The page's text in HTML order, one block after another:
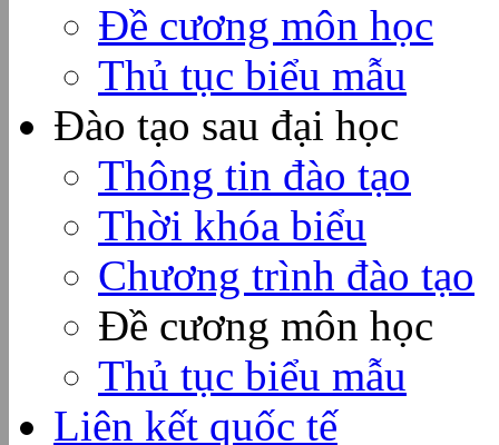
Đề cương môn học
Thủ tục biểu mẫu
Đào tạo sau đại học
Thông tin đào tạo
Thời khóa biểu
Chương trình đào tạo
Đề cương môn học
Thủ tục biểu mẫu
Liên kết quốc tế